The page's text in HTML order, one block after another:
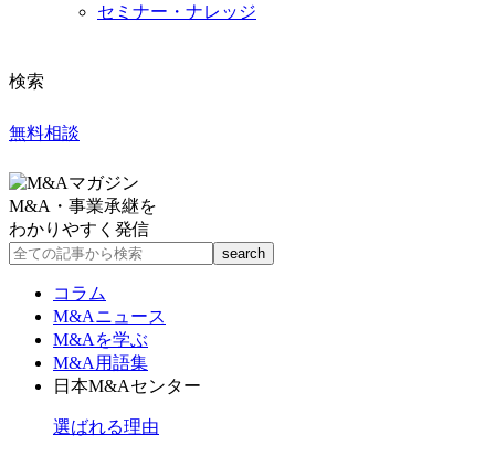
セミナー・ナレッジ
検索
無料相談
M&A・事業承継を
わかりやすく発信
コラム
M&Aニュース
M&Aを学ぶ
M&A用語集
日本M&Aセンター
選ばれる理由